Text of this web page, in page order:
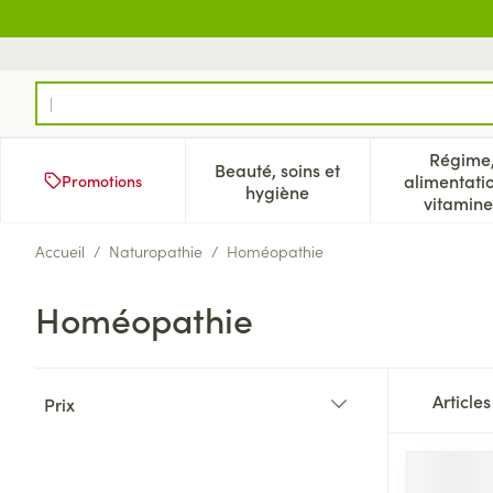
Rechercher
Promotions
Beauté, soins et
hygièneAfficher le sous-menu
Régime,
Accueil / Naturopathie / Homéopathie
Homéopathie
Prix
Articles